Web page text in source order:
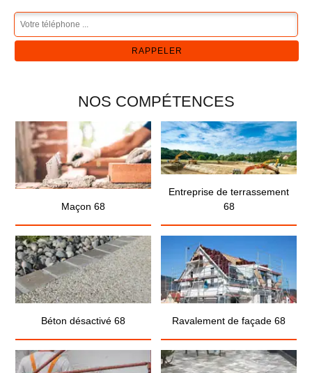
NOS COMPÉTENCES
Maçon 68
Entreprise de terrassement
68
Béton désactivé 68 Ravalement de façade 68